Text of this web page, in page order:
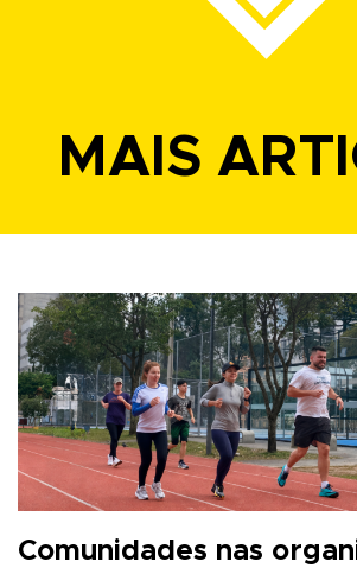
MAIS
Comunidades nas